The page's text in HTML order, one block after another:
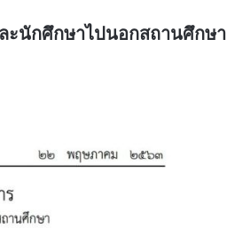
ะนักศึกษาไปนอกสถานศึกษา